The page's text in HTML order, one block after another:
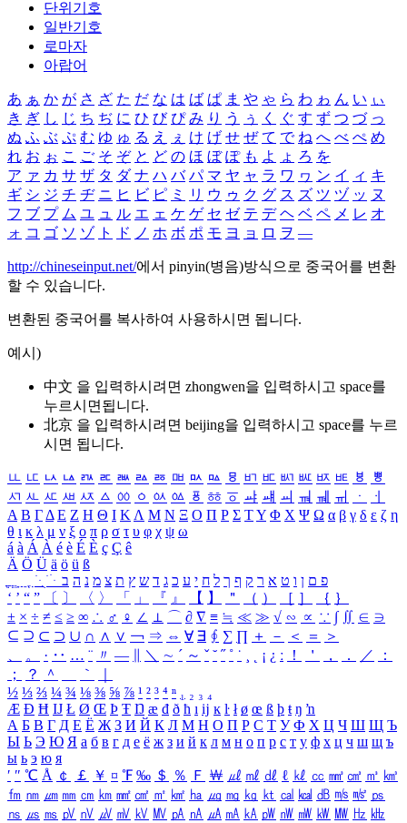
단위기호
일반기호
로마자
아랍어
あ ぁ か が さ ざ た だ な は ば ぱ ま や ゃ ら わ ゎ ん い ぃ
き ぎ し じ ち ぢ に ひ び ぴ み り う ぅ く ぐ す ず つ づ っ
ぬ ふ ぶ ぷ む ゆ ゅ る え ぇ け げ せ ぜ て で ね へ べ ぺ め
れ お ぉ こ ご そ ぞ と ど の ほ ぼ ぽ も よ ょ ろ を
ア ァ カ サ ザ タ ダ ナ ハ バ パ マ ヤ ャ ラ ワ ヮ ン イ ィ キ
ギ シ ジ チ ヂ ニ ヒ ビ ピ ミ リ ウ ゥ ク グ ス ズ ツ ヅ ッ ヌ
フ ブ プ ム ユ ュ ル エ ェ ケ ゲ セ ゼ テ デ ヘ ベ ペ メ レ オ
ォ コ ゴ ソ ゾ ト ド ノ ホ ボ ポ モ ヨ ョ ロ ヲ ―
http://chineseinput.net/에서 pinyin(병음)방식으로 중국어를 변환
할 수 있습니다.
변환된 중국어를 복사하여 사용하시면 됩니다.
예시)
中文 을 입력하시려면 zhongwen을 입력하시고 space를
누르시면됩니다.
北京 을 입력하시려면 beijing을 입력하시고 space를 누르
시면 됩니다.
ㅥ ㅦ ㅧ ㅨ ㅩ ㅪ ㅫ ㅬ ㅭ ㅮ ㅯ ㅰ ㅱ ㅲ ㅳ ㅴ ㅵ ㅶ ㅷ ㅸ
ㅹ
ㅺ ㅻ ㅼ ㅽ ㅾ ㅿ ㆀ ㆁ ㆂ ㆃ ㆄ ㆅ ㆆ ㆇ ㆈ ㆉ ㆊ ㆋ ㆌ ㆍ
ㆎ
Α Β ΓΔ Ε Ζ Η Θ Ι ΚΛ Μ Ν Ξ Ο Π Ρ Σ ΤΥ Φ Χ Ψ Ω α β γ δ ε ζ η
θ ι κ λ μ ν ξ ο π ρ σ τ υ φ χ ψ ω
á à Á À é è É È ç Ç ê
Ä Ö Ü ä ö ü ß
ִֶֹ ֻּ ׁׂ פ ם ן ו ט א ר ק ף ך ל ח י ע כ ג ד ש ץ ת צ מ נ ה ב
‘ ’ “ ” 〔 〕 〈 〉 「 」 『 』 【 】 ＂ （ ） ［ ］ ｛ ｝
± × ÷ ≠ ≤ ≥ ∞ ∴ ♂ ♀ ∠ ⊥ ⌒ ∂ ∇ ≡ ≒ ≪ ≫ √ ∽ ∝ ∵ ∫ ∬ ∈ ∋
⊆ ⊇ ⊂ ⊃ ∪ ∩ ∧ ∨ ￢ ⇒ ⇔ ∀ ∃ ∮ ∑ ∏ ＋ － ＜ ＝
＞
、
。 · ‥ … ¨ 〃 ― ＼ ∼ ´ ～ ˇ ˘ ˝ ˚ ˙ ¸ ¡ ¿ ː ！ ＇ ， ． ／
：
；
？ ＾ ｀
½ ⅓ ⅔ ¼ ¾ ⅛ ⅜ ⅝ ⅞ ¹ ² ³ ⁴ ⁿ ₁ ₂ ₃ ₄
Æ Ð Ħ Ĳ Ł Ø Œ Þ Ŧ Ŋ æ đ ð ħ ı ĳ ĸ ŀ ł ø œ ß þ ŧ ŋ ŉ
А Б В Г Д Е Ё Ж З И Й К Л М Н О П Р С Т У Ф Х Ц Ч Ш Щ Ъ
Ы Ь Э Ю Я а б в г д е ё ж з и й к л м н о п р с т у ф х ц ч ш щ ъ
ы ь э ю я
′ ″ ℃ Å ￠ ￡ ￥ ¤ ℉ ‰ ＄ ％ Ｆ ￦ ㎕ ㎖ ㎗ ℓ ㎘ ㏄ ㎣ ㎤ ㎥ ㎦
㎙ ㎚ ㎛ ㎜ ㎝ ㎞ ㎟ ㎠ ㎡ ㎢ ㏊ ㎍ ㎎ ㎏ ㏏ ㎈ ㎉ ㏈ ㎧ ㎨ ㎰
㎱ ㎲ ㎳ ㎴ ㎵ ㎶ ㎷ ㎸ ㎹ ㎀ ㎁ ㎂ ㎃ ㎄ ㎺ ㎻ ㎽ ㎾ ㎿ ㎐ ㎑